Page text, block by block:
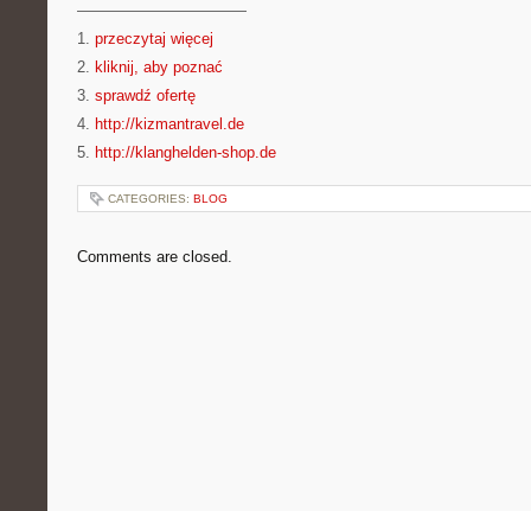
———————————
1. przeczytaj więcej
2. kliknij, aby poznać
3. sprawdź ofertę
4. http://kizmantravel.de
5. http://klanghelden-shop.de
CATEGORIES: BLOG
Comments are closed.